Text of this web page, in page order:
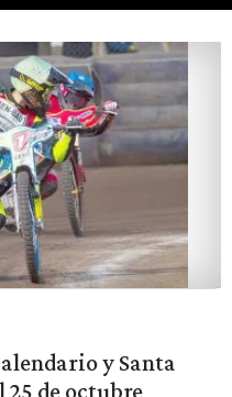
y Santa
25 de octubre